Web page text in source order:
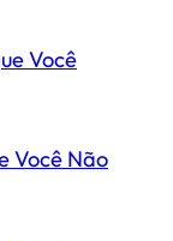
Você
Você Não